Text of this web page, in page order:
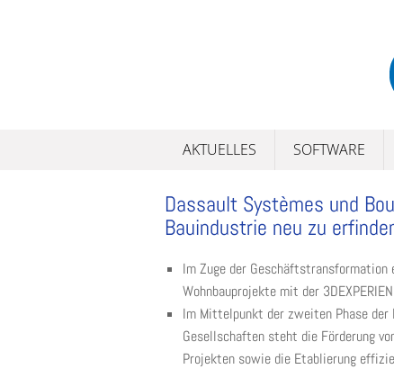
AKTUELLES SOFTWARE
Dassault Systèmes und
Bauindustrie neu zu
Im Zuge der
Wohnbauprojekte mit der
Im Mittelpunkt der zweiten Phase
Gesellschaften steht die Förderung
Projekten sowie die Etablierung